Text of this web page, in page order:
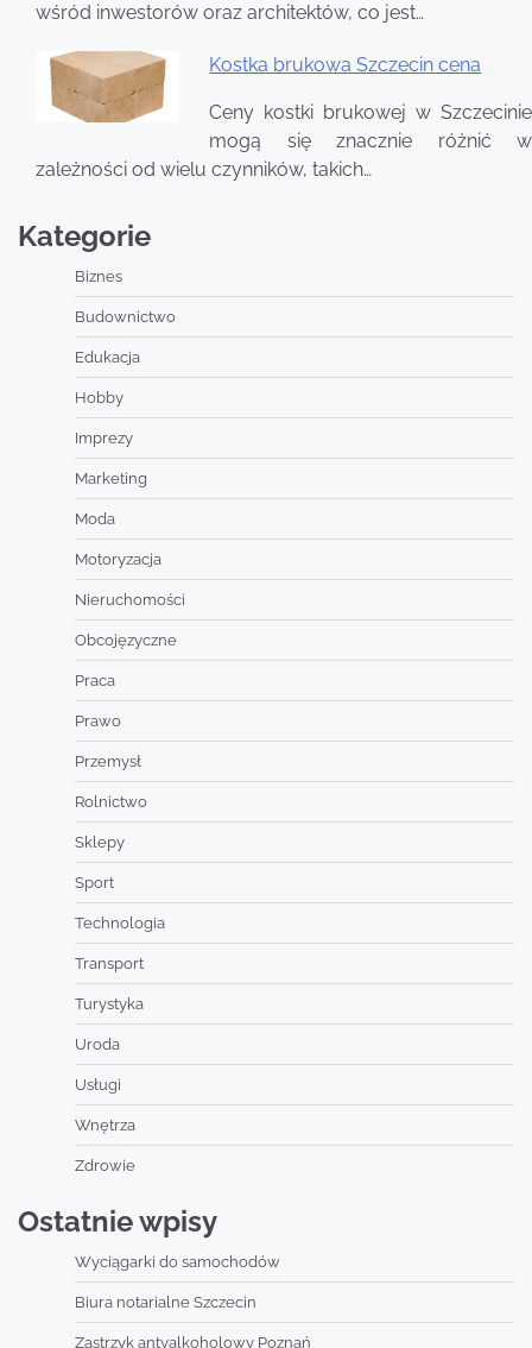
wśród inwestorów oraz architektów, co jest…
Kostka brukowa Szczecin cena
Ceny kostki brukowej w Szczecinie
mogą się znacznie różnić w
zależności od wielu czynników, takich…
Kategorie
Biznes
Budownictwo
Edukacja
Hobby
Imprezy
Marketing
Moda
Motoryzacja
Nieruchomości
Obcojęzyczne
Praca
Prawo
Przemysł
Rolnictwo
Sklepy
Sport
Technologia
Transport
Turystyka
Uroda
Usługi
Wnętrza
Zdrowie
Ostatnie wpisy
Wyciągarki do samochodów
Biura notarialne Szczecin
Zastrzyk antyalkoholowy Poznań